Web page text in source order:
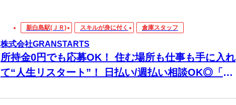
新白島駅(ＪＲ) スキルが身に付く 倉庫スタッフ
株式会社GRANSTARTS
所持金0円でも応募OK！ 住む場所も仕事も手に入れ
て“人生リスタート”！ 日払い/週払い相談OK◎「今